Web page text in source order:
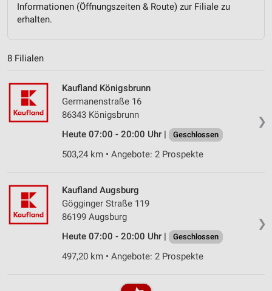
Informationen (Öffnungszeiten & Route) zur Filiale zu
erhalten.
8 Filialen
❯
Kaufland Königsbrunn
Germanenstraße 16
86343 Königsbrunn
Heute 07:00 - 20:00 Uhr |
Geschlossen
503,24 km • Angebote: 2 Prospekte
❯
Kaufland Augsburg
Gögginger Straße 119
86199 Augsburg
Heute 07:00 - 20:00 Uhr |
Geschlossen
497,20 km • Angebote: 2 Prospekte